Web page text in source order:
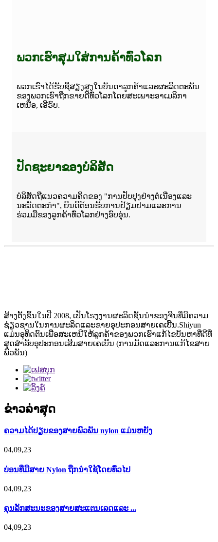
ພວກເຮົາສຸມໃສ່ການຄ້າທົ່ວໂລກ
ພວກເຮົາໄດ້ຮັບຊື່ສຽງສູງໃນບັນດາລູກຄ້າແລະຜະລິດຕະພັນ
ຂອງພວກເຮົາຖືກຂາຍດີທົ່ວໂລກໂດຍສະເພາະອາເມລິກາ
ເຫນືອ, ເອີຣົບ.
ປັດຊະຍາຂອງບໍລິສັດ
ບໍລິສັດຖືແນວຄວາມຄິດຂອງ "ການປັບປຸງຢ່າງຕໍ່ເນື່ອງແລະ
ນະວັດຕະກໍາ", ຍິນດີຕ້ອນຮັບການຢ້ຽມຢາມແລະການ
ຮ່ວມມືຂອງລູກຄ້າທົ່ວໂລກຢ່າງອົບອຸ່ນ.
ສ້າງຕັ້ງຂຶ້ນໃນປີ 2008, ເປັນໂຮງງານຜະລິດຊັ້ນນໍາຂອງຈີນທີ່ມີຄວາມ
ຊ່ຽວຊານໃນການຜະລິດແລະຂາຍອຸປະກອນສາຍເຄເບີ້ນ.Shiyun
ແມ່ນອຸທິດຕົນເພື່ອສະເຫນີໃຫ້ລູກຄ້າຂອງພວກເຮົາແກ້ໄຂບັນຫາທີ່ດີທີ່
ສຸດສໍາລັບອຸປະກອນເສີມສາຍເຄເບີ້ນ (ການມັດແລະການແກ້ໄຂສາຍ
ພົວພັນ)
ຂ່າວ​ລ່າ​ສຸດ
ຄວາມໄດ້ປຽບຂອງສາຍພົວພັນ nylon ແມ່ນຫຍັງ
04,09,23
ບ່ອນທີ່ມີສາຍ Nylon ຖືກນໍາໃຊ້ໂດຍທົ່ວໄປ
04,09,23
ຄຸນລັກສະນະຂອງສາຍສະແຕນເລດແລະ ...
04,09,23